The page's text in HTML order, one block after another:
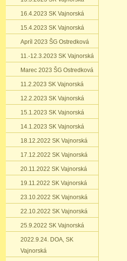
16.4.2023 SK Vajnorská
15.4.2023 SK Vajnorská
Apríl 2023 ŠG Ostredková
11.-12.3.2023 SK Vajnorská
Marec 2023 ŠG Ostredková
11.2.2023 SK Vajnorská
12.2.2023 SK Vajnorská
15.1.2023 SK Vajnorská
14.1.2023 SK Vajnorská
18.12.2022 SK Vajnorská
17.12.2022 SK Vajnorská
20.11.2022 SK Vajnorská
19.11.2022 SK Vajnorská
23.10.2022 SK Vajnorská
22.10.2022 SK Vajnorská
25.9.2022 SK Vajnorská
2022.9.24. DOA‚ SK
Vajnorská